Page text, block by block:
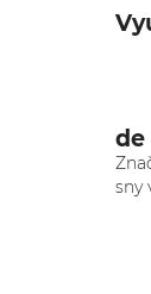
de
sny